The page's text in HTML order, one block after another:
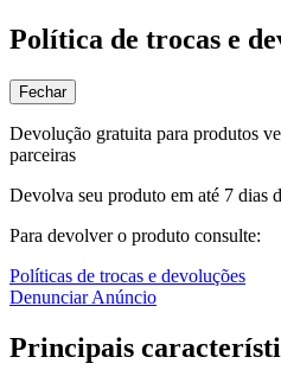
Política de trocas e
Fechar
Devolução gratuita para produtos
parceiras
Devolva seu produto em até 7 dias
Para devolver o produto consulte:
Políticas de trocas e devoluções
Denunciar Anúncio
Principais